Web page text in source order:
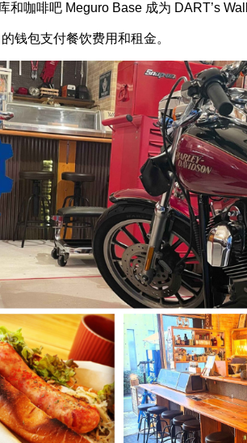
和咖啡吧 Meguro Base 成为 DART’s
钱包支付餐饮费用和租金。